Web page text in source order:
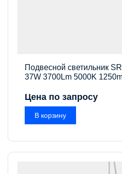
Подвесной светильник
37W 3700Lm 5000K
Цена по запросу
В корзину